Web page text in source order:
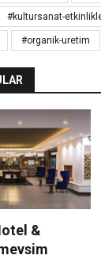
#kultursanat-
#organik-uretim
&